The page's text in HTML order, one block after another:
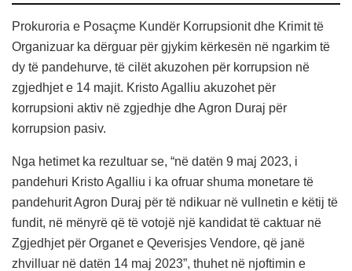
Prokuroria e Posaçme Kundër Korrupsionit dhe Krimit të
Organizuar ka dërguar për gjykim kërkesën në ngarkim të
dy të pandehurve, të cilët akuzohen për korrupsion në
zgjedhjet e 14 majit. Kristo Agalliu akuzohet për
korrupsioni aktiv në zgjedhje dhe Agron Duraj për
korrupsion pasiv.
Nga hetimet ka rezultuar se, “në datën 9 maj 2023, i
pandehuri Kristo Agalliu i ka ofruar shuma monetare të
pandehurit Agron Duraj për të ndikuar në vullnetin e këtij të
fundit, në mënyrë që të votojë një kandidat të caktuar në
Zgjedhjet për Organet e Qeverisjes Vendore, që janë
zhvilluar në datën 14 maj 2023”, thuhet në njoftimin e